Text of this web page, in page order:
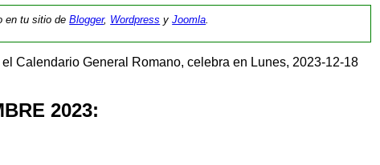
en tu sitio deBlogger, Wordpress yJoomla
Calendario General Romano, celebra en Lunes, 2023-12-18
2023: